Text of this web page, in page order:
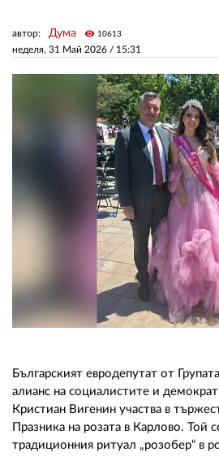
неделя, 31 Май 2026 / 15:31
автор: Дума visibility 10613
Българският евродепутат от
алианс на социалистите и
Кристиан Вигенин участва в
Празника на розата в Карлово. Той
традиционния ритуал „розобер“ в